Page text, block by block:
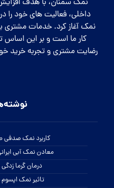
نمک سمنان، با هدف
داخلی، فعالیت های خود را
نمک آغاز کرد. خدمات مشتری
کار ما است و بر این اساس
رضایت مشتری و تجربه خرید
کاربرد نمک صدفی
معادن نمک آبی
درمان گرما
تاثیر نمک